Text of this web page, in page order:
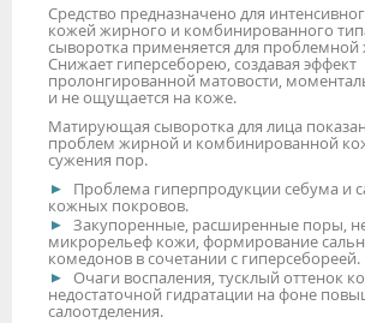
Средство предназначено для
кожей жирного и комбинированного
сыворотка применяется для
Снижает гиперсеборею, создавая эффект
пролонгированной матовости,
и не ощущается на коже.
Матирующая сыворотка для лица
проблем жирной и комбинированной
сужения пор.
Проблема гиперпродукции себума и
кожных покровов.
Закупоренные, расширенные поры,
микрорельеф кожи, формирование
комедонов в сочетании с гиперсебореей.
Очаги воспаления, тусклый оттенок
недостаточной гидратации на фоне
салоотделения.